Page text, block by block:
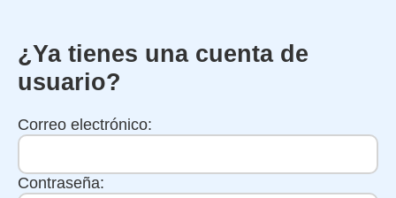
¿Ya tienes una cuenta de
usuario?
Correo electrónico:
Contraseña: